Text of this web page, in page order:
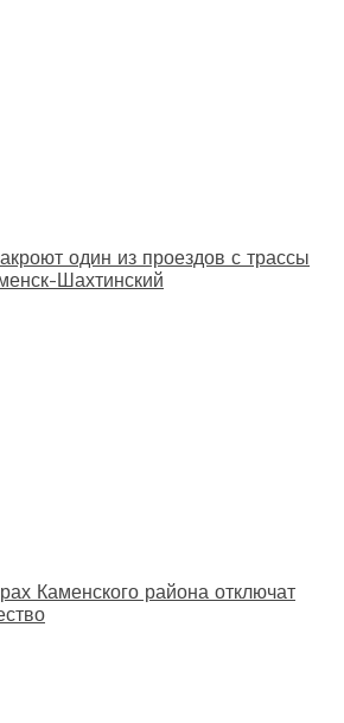
один из проездов с трассы
Шахтинский
Каменского района отключат